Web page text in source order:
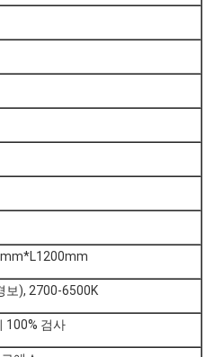
보), 2700-6500K
100% 검사